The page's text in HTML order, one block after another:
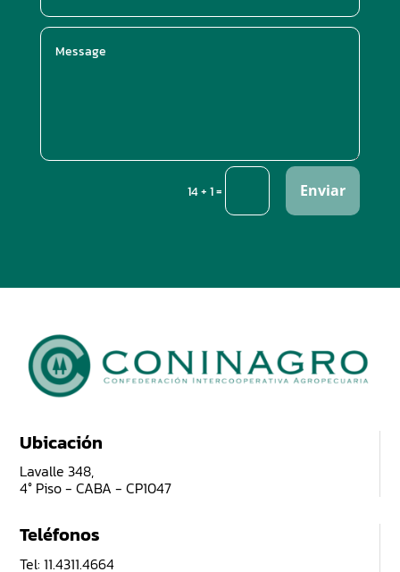
14 + 1= Enviar
Ubicación
Lavalle 348,
4° Piso - CABA - CP1047
Teléfonos
Tel: 11.4311.4664